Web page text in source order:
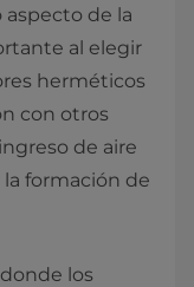
aspecto de la
al elegir
herméticos
con otros
de aire
formación de
los